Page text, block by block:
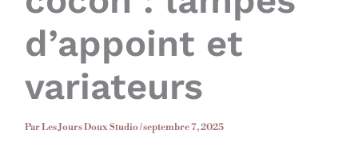
d’appoint et
variateurs
ParLes Jours Doux Studio/septembre 7, 2025